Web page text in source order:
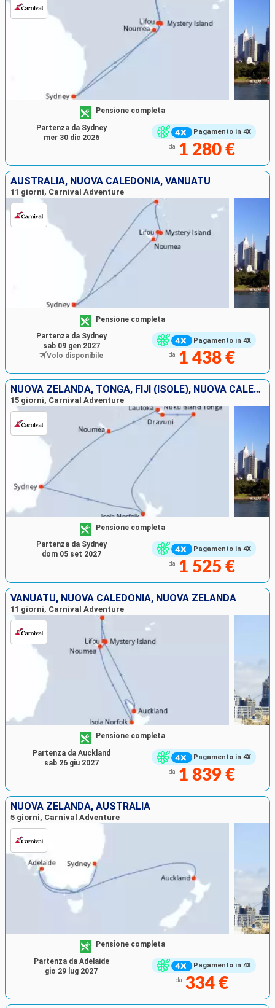
Pagamento in 4X
Pensione completa
da 1 280 €
Partenza da Sydney
mer 30 dic 2026
AUSTRALIA, NUOVA CALEDONIA, VANUATU
11 giorni, Carnival Adventure
Pagamento in 4X
Pensione completa
da 1 438 €
Partenza da Sydney
sab 09 gen 2027
Volo disponibile
NUOVA ZELANDA, TONGA, FIJI (ISOLE), NUOVA CALEDONIA, AUSTRALIA
15 giorni, Carnival Adventure
Pagamento in 4X
Pensione completa
da 1 525 €
Partenza da Sydney
dom 05 set 2027
VANUATU, NUOVA CALEDONIA, NUOVA ZELANDA
11 giorni, Carnival Adventure
Pagamento in 4X
Pensione completa
da 1 839 €
Partenza da Auckland
sab 26 giu 2027
NUOVA ZELANDA, AUSTRALIA
5 giorni, Carnival Adventure
Pagamento in 4X
Pensione completa
da 334 €
Partenza da Adelaide
gio 29 lug 2027